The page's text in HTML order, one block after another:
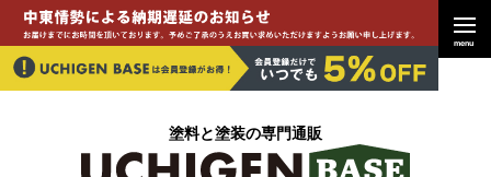
塗料と塗装の専門通販
menu